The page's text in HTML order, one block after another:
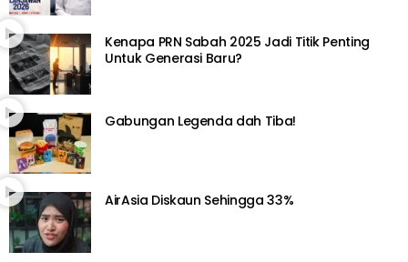
Kenapa PRN Sabah 2025 Jadi Titik Penting
Untuk Generasi Baru?
Gabungan Legenda dah Tiba!
AirAsia Diskaun Sehingga 33%